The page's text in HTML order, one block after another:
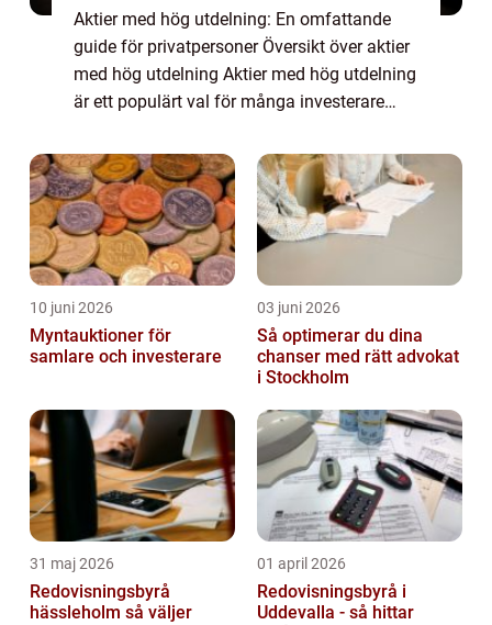
Aktier med hög utdelning: En omfattande
guide för privatpersoner Översikt över aktier
med hög utdelning Aktier med hög utdelning
är ett populärt val för många investerare
Dessa aktier är kända för att ge utde...
10 juni 2026
Myntauktioner för
samlare och investerare
03 juni 2026
Så optimerar du dina
chanser med rätt advokat
i Stockholm
31 maj 2026
Redovisningsbyrå
hässleholm så väljer
01 april 2026
Redovisningsbyrå i
Uddevalla - så hittar